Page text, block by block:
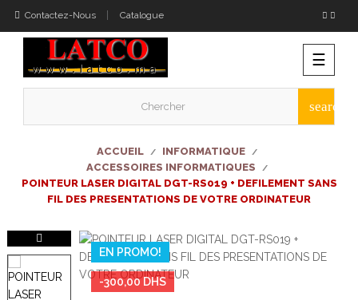
Contactez-Nous Catalogue
la
☰
search
ACCUEIL
INFORMATIQUE
ACCESSOIRES INFORMATIQUES
POINTEUR LASER DIGITAL DGT-RS019 + DEFILEMENT SANS
FIL DES PRESENTATIONS DE VOTRE ORDINATEUR
EN PROMO!
-300,00 DHS